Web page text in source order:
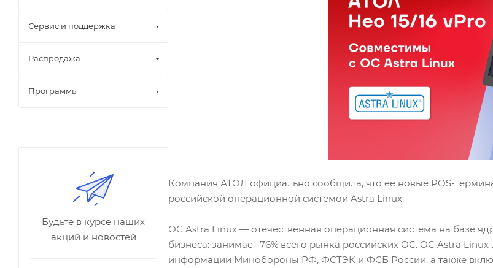
Компания АТОЛ официально сообщила, что ее новые POS-
российской операционной системой Astra Linux.
ОС Astra Linux — отечественная операционная система на базе
бизнеса: занимает 76% всего рынка российских ОС. ОС Astra
информации Минобороны РФ, ФСТЭК и ФСБ России, а также
Сервис и поддержка
Распродажа
Программы
Будьте в курсе наших
акций и новостей